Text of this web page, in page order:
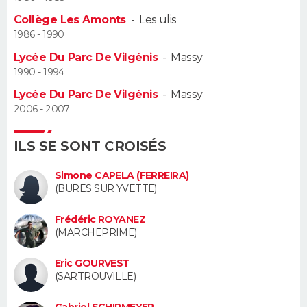
Alimentation
Guide de la santé
Maladies
Médicaments
Sommeil
VOYAGE
Destinations
City break
Voyage nature
Voyage de noces
Forum
Climat
+
PHOTO
GUIDES D'ACHAT
BONS PLANS
Carte de Noël
Carte Bonne année
Carte Saint-Valentin
Carte Pâques
Carte d'anniversaire
DICTIONNAIRE
Dictionnaire
Biographies
Citations
Expressions
Proverbes
PROGRAMME TV
S'inscrire
Se connecter
Lycées
Collèges
Primaires
Universités
Entreprises
Service militaire
Avis de recherche
AVIS DE DÉCÈS
Collège Les Amonts- Les ulis
1986 - 1990
Lycée Du Parc De Vilgénis- Massy
1990 - 1994
Lycée Du Parc De Vilgénis- Massy
2006 - 2007
ILS SE SONT CROISÉS
Simone CAPELA (FERREIRA)
(BURES SUR YVETTE)
Frédéric ROYANEZ
(MARCHEPRIME)
Eric GOURVEST
(SARTROUVILLE)